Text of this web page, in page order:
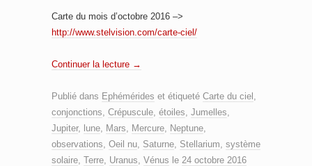
Carte du mois d’octobre 2016 –>
http://www.stelvision.com/carte-ciel/
Continuer la lecture →
Publié dans Ephémérides et étiqueté Carte du ciel
conjonctions Crépuscule étoiles Jumelles
Jupiter, lune Mars Mercure Neptune
observations Oeil nu Saturne Stellarium système
solaire Terre Uranus Vénus le 24 octobre 2016